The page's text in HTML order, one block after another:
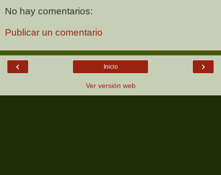
No hay comentarios:
Publicar un comentario
‹ ›
Inicio
Ver versión web